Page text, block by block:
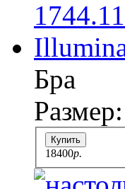
Бра
Размер:
Купить
18400p.